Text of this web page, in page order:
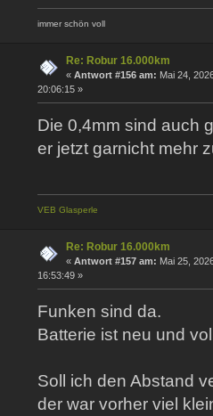
immer schön voll
Re: Robur 16.000km
« Antwort #156 am: Mai 24,
20:06:15 »
Die 0,4mm sind auch
er jetzt garnicht mehr
VEB Glasperle
Re: Robur 16.000km
« Antwort #157 am: Mai 25,
16:53:49 »
Funken sind da.
Batterie ist neu und
Soll ich den Abstand
der war vorher viel